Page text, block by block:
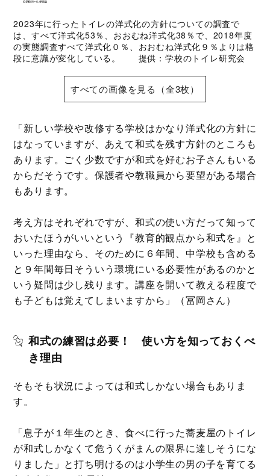
2023年に行ったトイレの洋式化の方針についての調査で
は、すべて洋式化53％、おおむね洋式化38％で、2018年度
の実態調査すべて洋式化０％、おおむね洋式化９％よりは格
段に意識が変化している。 提供：学校のトイレ研究会
すべての画像を見る（全3枚）
「新しい学校や改修する学校はかなり洋式化の方針に
はなっていますが、あえて和式を残す方針のところも
あります。ごく少数ですが和式を好むお子さんもいる
からだそうです。保護者や教職員から要望がある場合
もあります。
考え方はそれぞれですが、和式の使い方だって知って
おいたほうがいいという『教育的観点から和式を』と
いった理由なら、そのために６年間、中学校も含める
と９年間毎日そういう環境にいる必要性があるのかと
いう疑問は少し残ります。講座を開いて教える程度で
も子どもは覚えてしまいますから」（冨岡さん）
和式の練習は必要！ 使い方を知っておくべ
き理由
そもそも状況によっては和式しかない場合もありま
す。
「息子が１年生のとき、食べに行った蕎麦屋のトイレ
が和式しかなくて危うくがまんの限界に達しそうにな
りました」と打ち明けるのは小学生の男の子を育てる